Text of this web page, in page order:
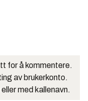
for å kommentere.
av brukerkonto.
med kallenavn.